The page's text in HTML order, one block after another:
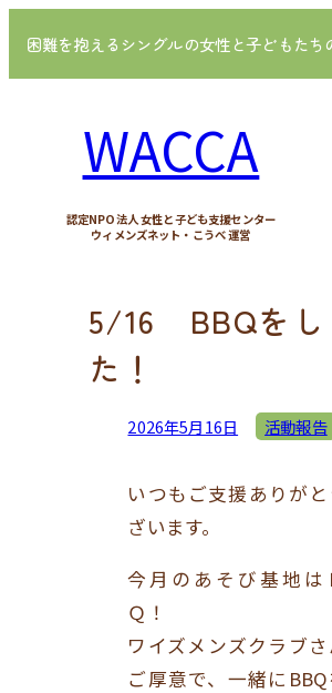
を
困難を抱えるシングルの女性と子どもたち
WACCA
認定NPO法人 女性と子ども支援センター
ウィメンズネット・こうべ運営
5/16 BBQをし
た！
2026年5月16日 活動報告
いつもご支援ありが
ざいます。
今月のあそび基地は
Ｑ！
ワイズメンズクラブ
ご厚意で、一緒にBBQ